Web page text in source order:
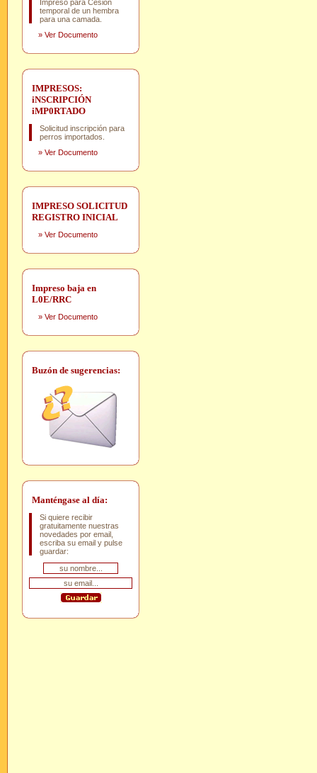
Impreso para Cesión
temporal de un hembra
para una camada.
» Ver Documento
IMPRESOS:
iNSCRIPCIÓN
iMP0RTADO
Solicitud inscripción para
perros importados.
» Ver Documento
IMPRESO SOLICITUD
REGISTRO INICIAL
» Ver Documento
Impreso baja en
L0E/RRC
» Ver Documento
Buzón de sugerencias:
Manténgase al día:
Si quiere recibir
gratuitamente nuestras
novedades por email,
escriba su email y pulse
guardar: